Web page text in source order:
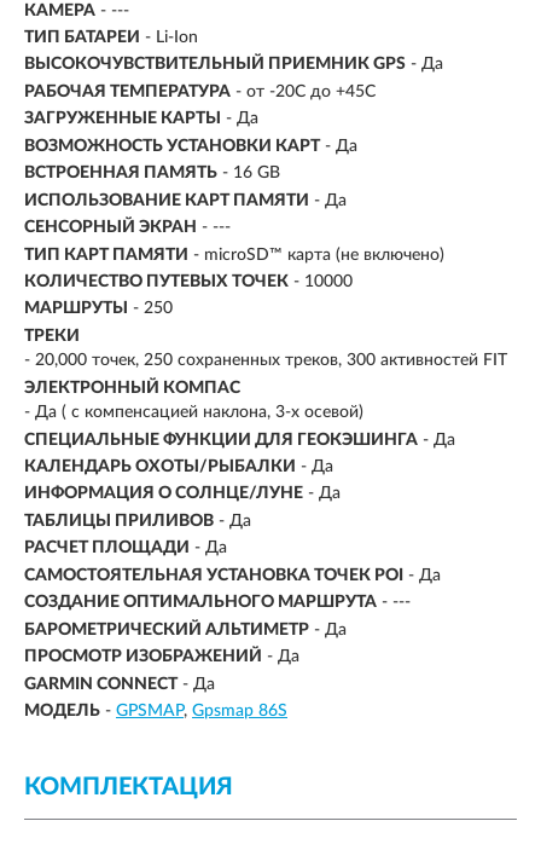
КАМЕРА - ---
ТИП БАТАРЕИ - Li-Ion
ВЫСОКОЧУВСТВИТЕЛЬНЫЙ ПРИЕМНИК GPS - Да
РАБОЧАЯ ТЕМПЕРАТУРА - от -20С до +45С
ЗАГРУЖЕННЫЕ КАРТЫ
- Да
ВОЗМОЖНОСТЬ УСТАНОВКИ КАРТ - Да
ВСТРОЕННАЯ ПАМЯТЬ - 16 GB
ИСПОЛЬЗОВАНИЕ КАРТ ПАМЯТИ - Да
СЕНСОРНЫЙ ЭКРАН - ---
ТИП КАРТ ПАМЯТИ - microSD™ карта (не включено)
КОЛИЧЕСТВО ПУТЕВЫХ ТОЧЕК - 10000
МАРШРУТЫ
- 250
ТРЕКИ
- 20,000 точек, 250 сохраненных треков, 300 активностей FIT
ЭЛЕКТРОННЫЙ КОМПАС
- Да ( с компенсацией наклона, 3-х осевой)
СПЕЦИАЛЬНЫЕ ФУНКЦИИ ДЛЯ ГЕОКЭШИНГА - Да
КАЛЕНДАРЬ ОХОТЫ/РЫБАЛКИ - Да
ИНФОРМАЦИЯ О СОЛНЦЕ/ЛУНЕ - Да
ТАБЛИЦЫ ПРИЛИВОВ - Да
РАСЧЕТ ПЛОЩАДИ - Да
САМОСТОЯТЕЛЬНАЯ УСТАНОВКА ТОЧЕК POI
- Да
СОЗДАНИЕ ОПТИМАЛЬНОГО МАРШРУТА - ---
БАРОМЕТРИЧЕСКИЙ АЛЬТИМЕТР - Да
ПРОСМОТР ИЗОБРАЖЕНИЙ - Да
GARMIN CONNECT - Да
МОДЕЛЬ - GPSMAP Gpsmap 86S
КОМПЛЕКТАЦИЯ